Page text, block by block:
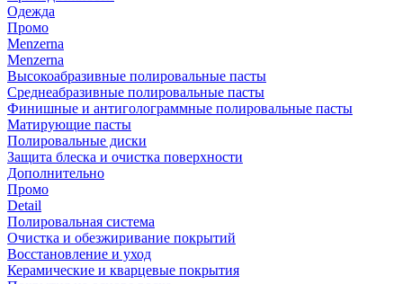
Одежда
Промо
Menzerna
Menzerna
Высокоабразивные полировальные пасты
Среднеабразивные полировальные пасты
Финишные и антиголограммные полировальные пасты
Матирующие пасты
Полировальные диски
Защита блеска и очистка поверхности
Дополнительно
Промо
Detail
Полировальная система
Очистка и обезжиривание покрытий
Восстановление и уход
Керамические и кварцевые покрытия